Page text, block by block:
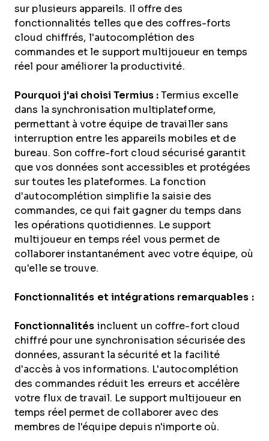
sur plusieurs appareils. Il offre des
fonctionnalités telles que des coffres-forts
cloud chiffrés, l'autocomplétion des
commandes et le support multijoueur en temps
réel pour améliorer la productivité.
Pourquoi j'ai choisi Termius :Termius excelle
dans la synchronisation multiplateforme,
permettant à votre équipe de travailler sans
interruption entre les appareils mobiles et de
bureau. Son coffre-fort cloud sécurisé garantit
que vos données sont accessibles et protégées
sur toutes les plateformes. La fonction
d'autocomplétion simplifie la saisie des
commandes, ce qui fait gagner du temps dans
les opérations quotidiennes. Le support
multijoueur en temps réel vous permet de
collaborer instantanément avec votre équipe, où
qu'elle se trouve.
Fonctionnalités et intégrations remarquables :
Fonctionnalités incluent un coffre-fort cloud
chiffré pour une synchronisation sécurisée des
données, assurant la sécurité et la facilité
d'accès à vos informations. L'autocomplétion
des commandes réduit les erreurs et accélère
votre flux de travail. Le support multijoueur en
temps réel permet de collaborer avec des
membres de l'équipe depuis n'importe où.